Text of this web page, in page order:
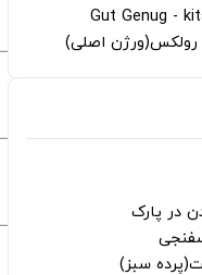
رولکس(ورژن اصلی)
در پارک